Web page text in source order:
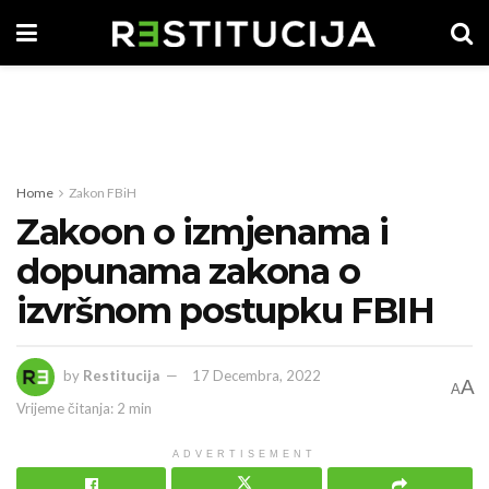
Home Zakon FBiH
Zakoon o izmjenama i
dopunama zakona o
izvršnom postupku FBIH
by Restitucija
17 Decembra, 2022
Vrijeme čitanja: 2 min
AA
ADVERTISEMENT